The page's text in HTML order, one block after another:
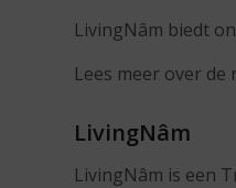
LivingNâm biedt
Lees meer over
LivingNâm
LivingNâm is een